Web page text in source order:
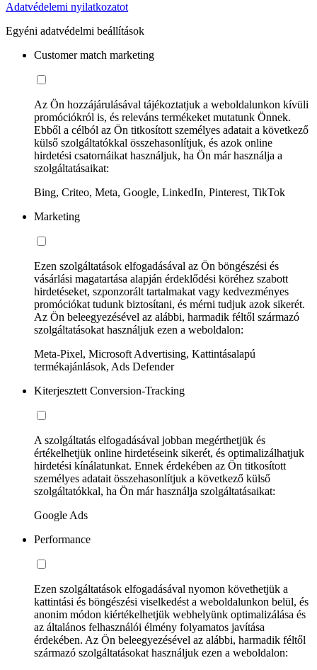
Adatvédelemi nyilatkozatot
Egyéni adatvédelmi beállítások
Customer match marketing
Az Ön hozzájárulásával tájékoztatjuk a weboldalunkon kívüli
promóciókról is, és releváns termékeket mutatunk Önnek.
Ebből a célból az Ön titkosított személyes adatait a következő
külső szolgáltatókkal összehasonlítjuk, és azok online
hirdetési csatornáikat használjuk, ha Ön már használja a
szolgáltatásaikat:
Bing, Criteo, Meta, Google, LinkedIn, Pinterest, TikTok
Marketing
Ezen szolgáltatások elfogadásával az Ön böngészési és
vásárlási magatartása alapján érdeklődési köréhez szabott
hirdetéseket, szponzorált tartalmakat vagy kedvezményes
promóciókat tudunk biztosítani, és mérni tudjuk azok sikerét.
Az Ön beleegyezésével az alábbi, harmadik féltől származó
szolgáltatásokat használjuk ezen a weboldalon:
Meta-Pixel, Microsoft Advertising, Kattintásalapú
termékajánlások, Ads Defender
Kiterjesztett Conversion-Tracking
A szolgáltatás elfogadásával jobban megérthetjük és
értékelhetjük online hirdetéseink sikerét, és optimalizálhatjuk
hirdetési kínálatunkat. Ennek érdekében az Ön titkosított
személyes adatait összehasonlítjuk a következő külső
szolgáltatókkal, ha Ön már használja szolgáltatásaikat:
Google Ads
Performance
Ezen szolgáltatások elfogadásával nyomon követhetjük a
kattintási és böngészési viselkedést a weboldalunkon belül, és
anonim módon kiértékelhetjük webhelyünk optimalizálása és
az általános felhasználói élmény folyamatos javítása
érdekében. Az Ön beleegyezésével az alábbi, harmadik féltől
származó szolgáltatásokat használjuk ezen a weboldalon: